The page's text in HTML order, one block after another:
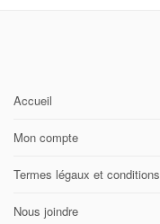
Accueil
Mon compte
Termes légaux et conditions
Nous joindre